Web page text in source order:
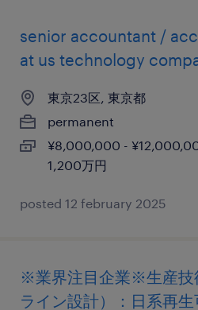
senior accountant /
at us technology
東京23区, 東京都
permanent
¥8,000,000 -
1,200万円
posted 12 february 2025
※業界注目企業※生産技
ライン設計）：日系再